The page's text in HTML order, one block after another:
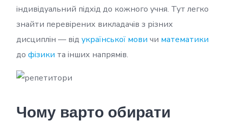
індивідуальний підхід до кожного учня. Тут легко
знайти перевірених викладачів з різних
дисциплін — від української мови чи математики
до фізики та інших напрямів.
Чому варто обирати